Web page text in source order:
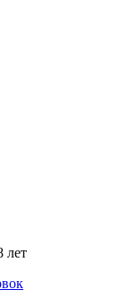
лет